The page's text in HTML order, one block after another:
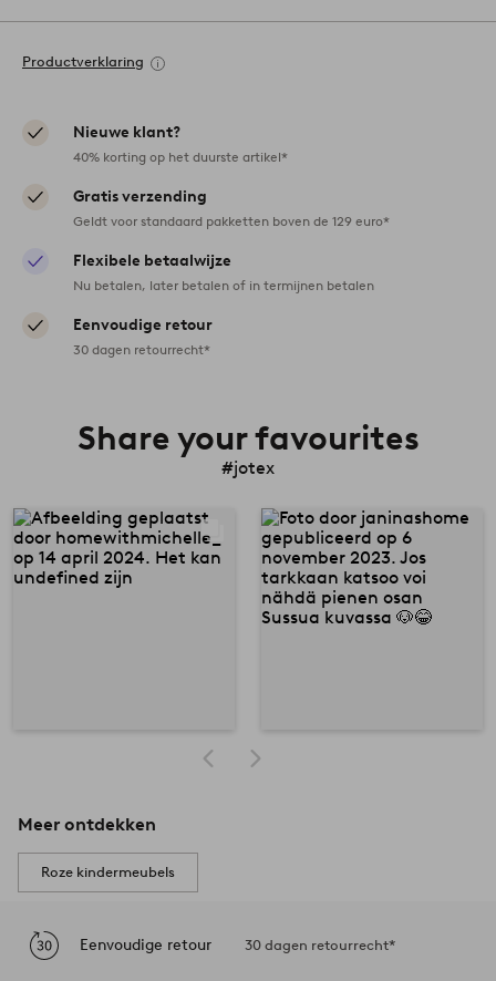
Productverklaring
Nieuwe klant?
40% korting op het duurste artikel*
Gratis verzending
Geldt voor standaard pakketten boven de 129 euro*
Flexibele betaalwijze
Nu betalen, later betalen of in termijnen betalen
Eenvoudige retour
30 dagen retourrecht*
Share your favourites
#jotex
Meer ontdekken
Roze kindermeubels
Eenvoudige retour 30 dagen retourrecht*